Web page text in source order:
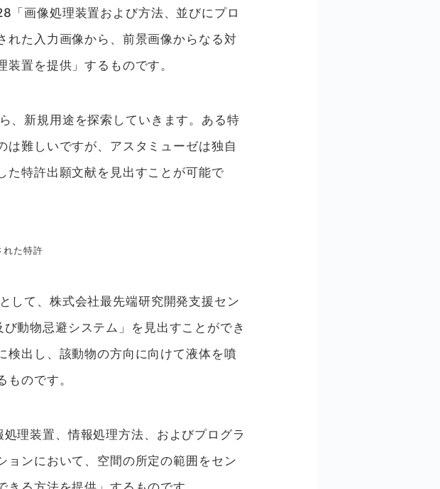
「画像処理装置および方法、並びにプロ
れた入力画像から、前景画像からなる対
装置を提供」するものです。
、新規用途を探索していきます。ある特
難しいですが、アスタミューゼは独自
た特許出願文献を見出すことが可能で
れた特許
して、株式会社最先端研究開発支援セン
動物忌避システム」を見出すことができ
検出し、該動物の方向に向けて液体を噴
のです。
理装置、情報処理方法、およびプログラ
ョンにおいて、空間の所定の範囲をセン